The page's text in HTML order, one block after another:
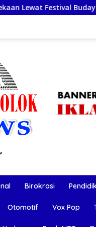
Sekda
Birokrasi
Otomotif Vox Pop